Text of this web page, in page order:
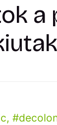
a
,